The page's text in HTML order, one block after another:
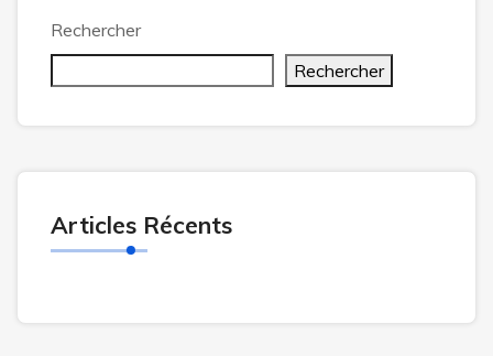
Rechercher
Rechercher
Articles Récents